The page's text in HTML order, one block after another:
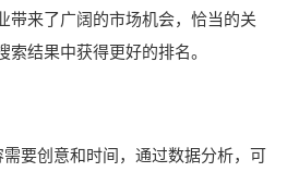
带来了广阔的市场机会，恰当的关
结果中获得更好的排名。
要创意和时间，通过数据分析，可